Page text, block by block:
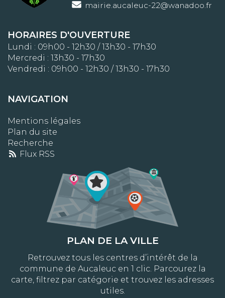
mairie.aucaleuc-22@wanadoo.fr
HORAIRES D'OUVERTURE
Lundi : 09h00 - 12h30 / 13h30 - 17h30
Mercredi : 13h30 - 17h30
Vendredi : 09h00 - 12h30 / 13h30 - 17h30
NAVIGATION
Mentions légales
Plan du site
Recherche
Flux RSS
PLAN DE LA VILLE
Retrouvez tous les centres d’intérêt de la
commune de Aucaleuc en 1 clic. Parcourez la
carte, filtrez par catégorie et trouvez les adresses
utiles.